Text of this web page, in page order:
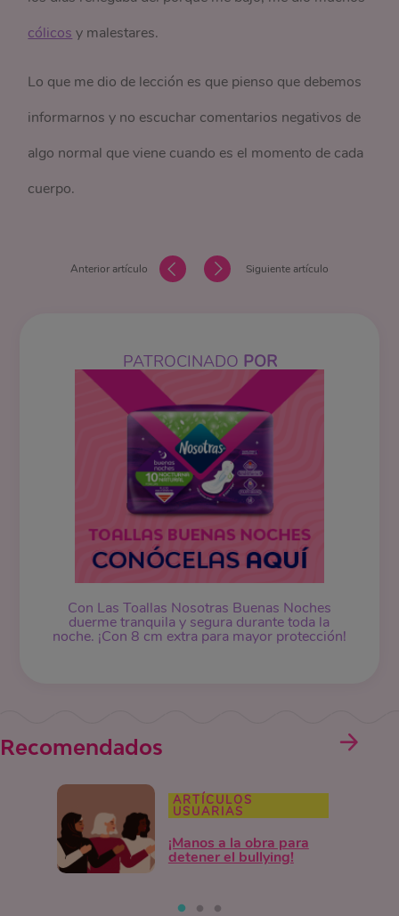
cólicos y malestares.
Lo que me dio de lección es que pienso que debemos
informarnos y no escuchar comentarios negativos de
algo normal que viene cuando es el momento de cada
cuerpo.
Anterior artículo Siguiente artículo
PATROCINADO POR
Con Las Toallas Nosotras Buenas Noches
duerme tranquila y segura durante toda la
noche. ¡Con 8 cm extra para mayor protección!
Recomendados
ARTÍCULOS
USUARIAS
¡Manos a la obra para
detener el bullying!